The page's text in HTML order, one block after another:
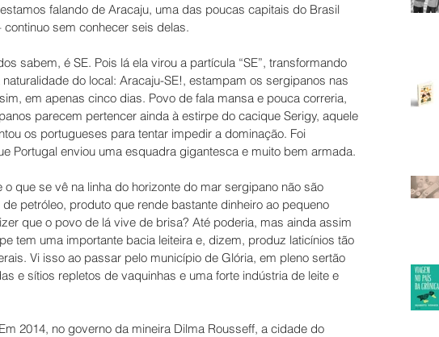
falando de Aracaju, uma das poucas capitais do Brasil
continuo sem conhecer seis delas.
sabem, é SE. Pois lá ela virou a partícula “SE”, transformando
do local: Aracaju-SE!, estampam os sergipanos nas
em apenas cinco dias. Povo de fala mansa e pouca correria,
parecem pertencer ainda à estirpe do cacique Serigy, aquele
os portugueses para tentar impedir a dominação. Foi
Portugal enviou uma esquadra gigantesca e muito bem armada.
que se vê na linha do horizonte do mar sergipano não são
petróleo, produto que rende bastante dinheiro ao pequeno
que o povo de lá vive de brisa? Até poderia, mas ainda assim
tem uma importante bacia leiteira e, dizem, produz laticínios tão
Vi isso ao passar pelo município de Glória, em pleno sertão
e sítios repletos de vaquinhas e uma forte indústria de leite e
2014, no governo da mineira Dilma Rousseff, a cidade do